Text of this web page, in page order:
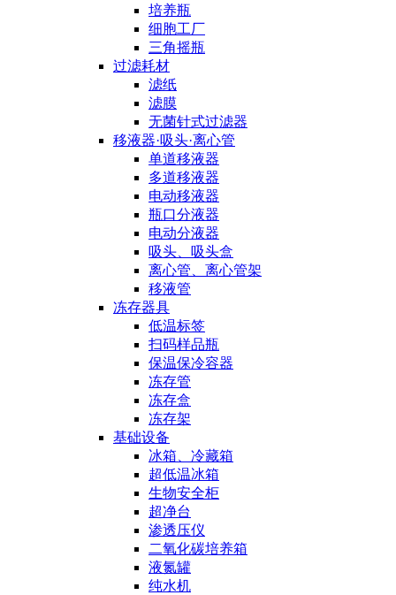
培养瓶
细胞工厂
三角摇瓶
过滤耗材
滤纸
滤膜
无菌针式过滤器
移液器·吸头·离心管
单道移液器
多道移液器
电动移液器
瓶口分液器
电动分液器
吸头、吸头盒
离心管、离心管架
移液管
冻存器具
低温标签
扫码样品瓶
保温保冷容器
冻存管
冻存盒
冻存架
基础设备
冰箱、冷藏箱
超低温冰箱
生物安全柜
超净台
渗透压仪
二氧化碳培养箱
液氮罐
纯水机